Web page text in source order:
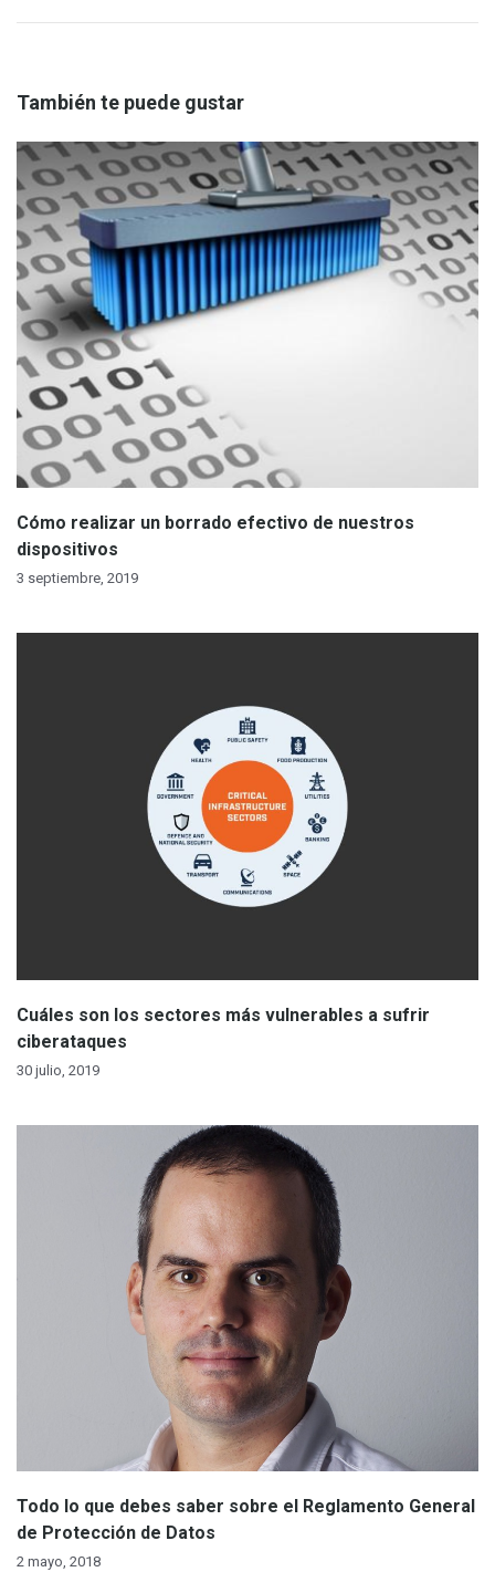
También te puede gustar
Cómo realizar un borrado efectivo de nuestros
dispositivos
3 septiembre, 2019
Cuáles son los sectores más vulnerables a sufrir
ciberataques
30 julio, 2019
Todo lo que debes saber sobre el Reglamento General
de Protección de Datos
2 mayo, 2018